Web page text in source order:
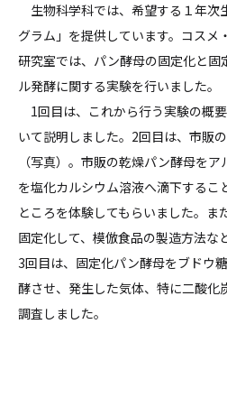
生物科学科では、希望する１年次
グラム」を提供しています。コスメ
研究室では、パン酵母の固定化と
ル発酵に関する実験を行いました。
1回目は、これから行う実験の概
いて説明しました。2回目は、市販
（写真）。市販の乾燥パン酵母を
を塩化カルシウム溶液へ滴下するこ
ところを体験してもらいました。ま
固定化して、模倣食品の製造方法な
3回目は、固定化パン酵母をブドウ
酵させ、発生した気体、特に二酸化
調査しました。